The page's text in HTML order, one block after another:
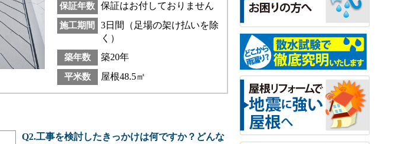
保証年数 保証はお付しておりません
施工期間
3日間（足場の架け払いを除
く）
築年数 築20年
平米数 屋根48.5㎡
Q2.工事を検討したきっかけは何ですか？どんな